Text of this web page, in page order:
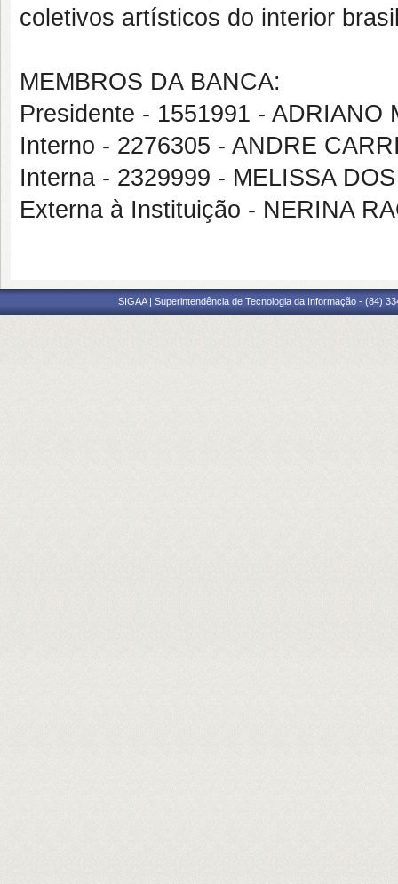
coletivos artísticos do interior
MEMBROS DA BANCA:
Presidente - 1551991 - ADRIANO
Interno - 2276305 - ANDRE
Interna - 2329999 - MELISSA
Externa à Instituição - NERINA
SIGAA | Superintendência de Tecnologia da Informação - (84)